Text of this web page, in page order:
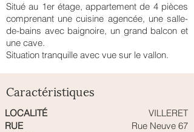
Situé au 1er étage, appartement de 4 pièces
comprenant une cuisine agencée, une salle-
de-bains avec baignoire, un grand balcon et
une cave.
Situation tranquille avec vue sur le vallon.
Caractéristiques
LOCALITÉ
VILLERET
RUE
Rue Neuve 67